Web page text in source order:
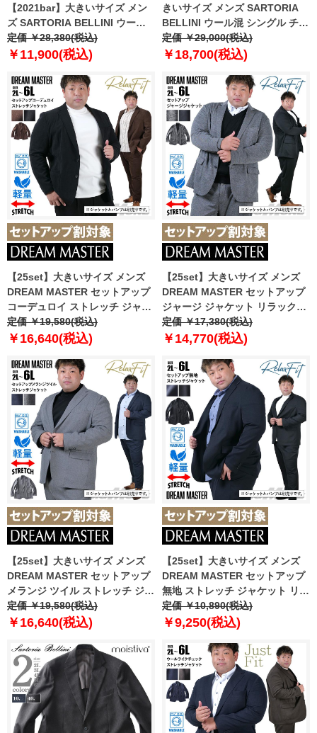
【2021bar】大きいサイズ メン
ズ SARTORIA BELLINI ウール
混 ギンガムチェック ジャケット
azjw3420-s30
定価 ￥28,380(税込)
￥11,900(税込)
きいサイズ メンズ SARTORIA
BELLINI ウール混 シングル チェ
スター コート az34w19c916
定価 ￥29,000(税込)
￥18,700(税込)
【25set】大きいサイズ メンズ
DREAM MASTER セットアップ
コーデュロイ ストレッチ ジャケ
ット リラックスフィット 軽量 ウ
ォッシャブル イージーケア ライ
定価 ￥19,580(税込)
￥16,640(税込)
【25set】大きいサイズ メンズ
DREAM MASTER セットアップ
ジャージ ジャケット リラックス
フィット ストレッチ 軽量 ウォッ
シャブル イージーケア ライフス
定価 ￥17,380(税込)
￥14,770(税込)
【25set】大きいサイズ メンズ
DREAM MASTER セットアップ
メランジ ツイル ストレッチ ジャ
ケット リラックスフィット 軽量
ウォッシャブル イージーケア ラ
定価 ￥19,580(税込)
￥16,640(税込)
【25set】大きいサイズ メンズ
DREAM MASTER セットアップ
無地 ストレッチ ジャケット リラ
ックスフィット 軽量 ウォッシャ
ブル イージーケア ライフスーツ
定価 ￥10,890(税込)
￥9,250(税込)